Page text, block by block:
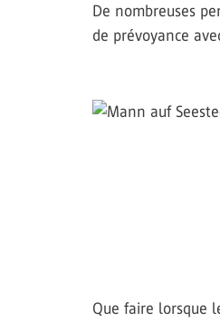
De nombreuses
de prévoyance
Que faire lorsque